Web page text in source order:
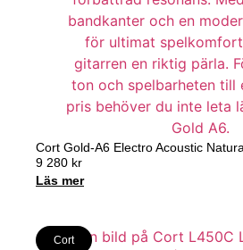
Cort Gold-A6 Electro Acoustic
9 280 kr
Läs mer
Cort